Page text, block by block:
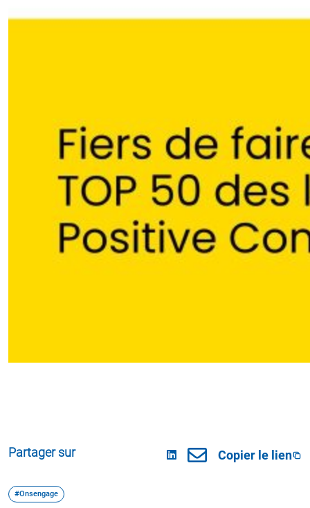
Partager sur Copier le lien
#Onsengage